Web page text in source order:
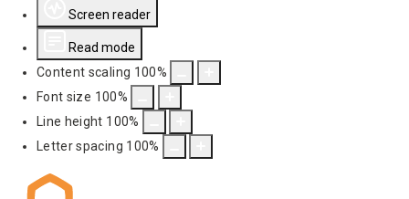
Screen reader
Read mode
Content scaling 100%
Font size 100%
Line height 100%
Letter spacing 100%